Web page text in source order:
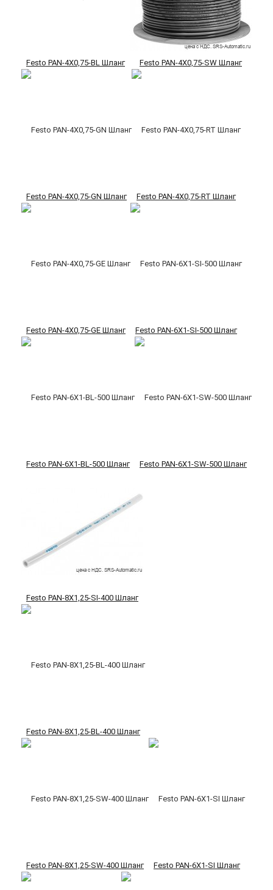
Festo PAN-4X0,75-BL Шланг Festo PAN-4X0,75-SW Шланг
Festo PAN-4X0,75-GN Шланг Festo PAN-4X0,75-RT Шланг
Festo PAN-4X0,75-GE Шланг Festo PAN-6X1-SI-500 Шланг
Festo PAN-6X1-BL-500 Шланг Festo PAN-6X1-SW-500 Шланг
Festo PAN-8X1,25-SI-400 Шланг
Festo PAN-8X1,25-BL-400 Шланг
Festo PAN-8X1,25-SW-400 Шланг Festo PAN-6X1-SI Шланг